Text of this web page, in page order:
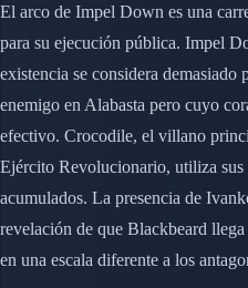
El arco de Impel Down es una
para su ejecución pública. Impel
existencia se considera
enemigo en Alabasta pero cuyo
efectivo. Crocodile, el villano
Ejército Revolucionario, utiliza sus
acumulados. La presencia de
revelación de que Blackbeard
en una escala diferente a los